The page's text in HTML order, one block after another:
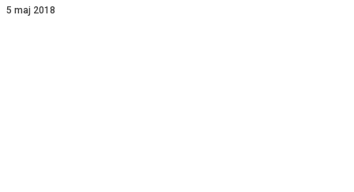
5 maj 2018